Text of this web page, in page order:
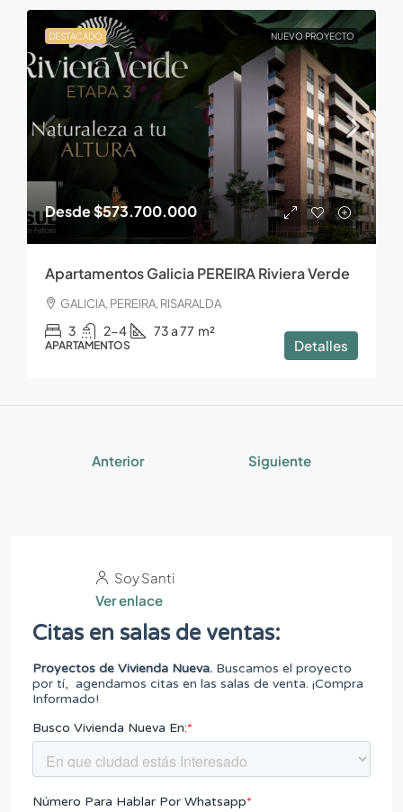
DESTACADO NUEVO PROYECTO
Desde$573.700.000
Apartamentos Galicia PEREIRA Riviera Verde
GALICIA, PEREIRA, RISARALDA
3 2-4 73 a 77 m²
APARTAMENTOS Detalles
Anterior Siguiente
Soy Santi
Ver enlace